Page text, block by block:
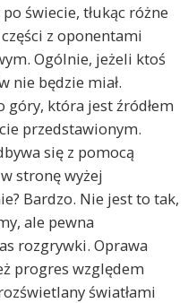
świecie, tłukąc różne
z oponentami
Ogólnie, jeżeli ktoś
nie będzie miał.
góry, która jest źródłem
przedstawionym.
się z pomocą
stronę wyżej
Bardzo. Nie jest to tak,
ale pewna
rozgrywki. Oprawa
progres względem
światłami